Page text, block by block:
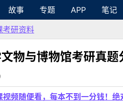
故事 专题 APP 笔记
考研资料
物与博物馆考研真题
频随便看，每本不到一分钱！绝